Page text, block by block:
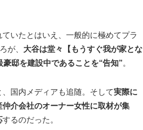
いたとはいえ、一般的に極めてプラ
が、 大谷は堂々【もうすぐ我が家とな
邸を建設中であることを“告知”。
国内メディアも追随。そして実際に
介会社のオーナー女性に取材が集
するのだった。